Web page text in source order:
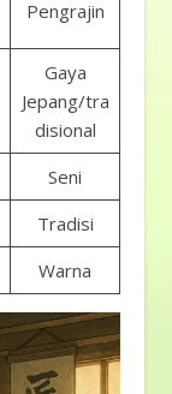
Pengrajin
Gaya
Jepang/tra
disional
Seni
Tradisi
Warna